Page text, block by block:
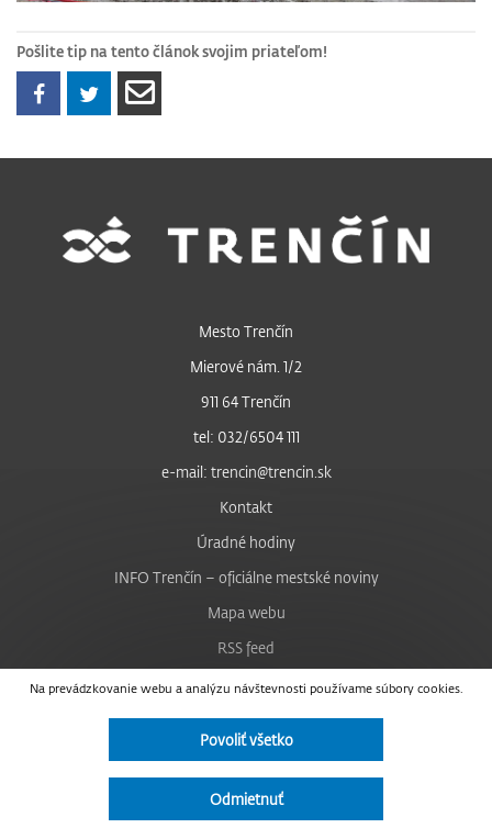
Pošlite tip na tento článok svojim priateľom!
Na prevádzkovanie webu a analýzu návštevnosti používame súbory cookies.
Povoliť všetko
Odmietnuť
Mesto Trenčín
Mierové nám. 1/2
911 64 Trenčín
tel: 032/6504 111
e-mail: trencin@trencin.sk
Kontakt
Úradné hodiny
INFO Trenčín – oficiálne mestské noviny
Mapa webu
RSS feed
Nastavenie cookies
Facebook
Instagram
Vyhlásenie o prístupnosti